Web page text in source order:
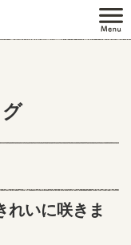
れいに咲きま